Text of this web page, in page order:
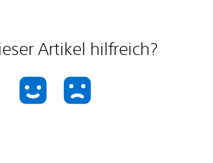
Artikel hilfreich?